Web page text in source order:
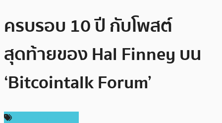
ครบรอบ 10 ปี กับโพสต์
สุดท้ายของ Hal Finney บน
‘Bitcointalk Forum’